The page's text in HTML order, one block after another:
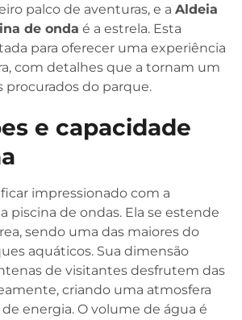
palco de aventuras, e a Aldeia
de onda é a estrela. Esta
para oferecer uma experiência
com detalhes que a tornam um
procurados do parque.
e capacidade
impressionado com a
piscina de ondas. Ela se estende
sendo uma das maiores do
aquáticos. Sua dimensão
de visitantes desfrutem das
criando uma atmosfera
energia. O volume de água é